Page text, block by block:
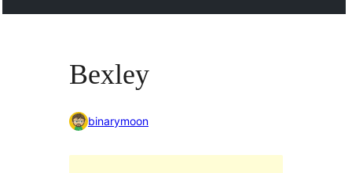
Bexley
binarymoon